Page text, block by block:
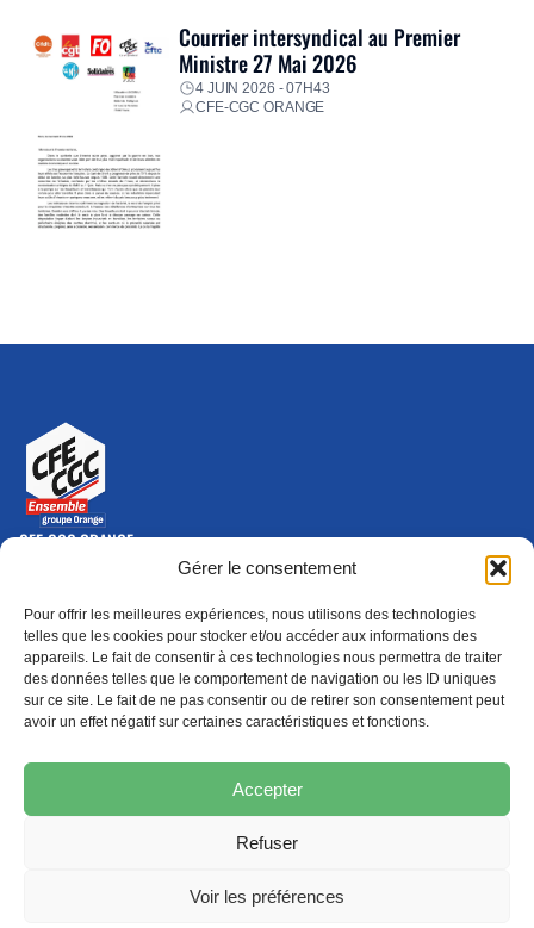
Gérer le consentement
Pour offrir les meilleures expériences, nous utilisons des technologies
telles que les cookies pour stocker et/ou accéder aux informations des
appareils. Le fait de consentir à ces technologies nous permettra de traiter
des données telles que le comportement de navigation ou les ID uniques
sur ce site. Le fait de ne pas consentir ou de retirer son consentement peut
avoir un effet négatif sur certaines caractéristiques et fonctions.
Accepter
Refuser
Voir les préférences
Courrier intersyndical au Premier
Ministre 27 Mai 2026
4 JUIN 2026 - 07H43
CFE-CGC ORANGE
CFE-CGC ORANGE
10-12 rue Saint Amand, 75015 Paris Cedex 15
Nous contacter
01 46 79 28 74
S'ABONNER(NOUVELLE FENÊTRE)
ADHÉRER
Épargne
(nouvelle fenêtre) Formation
(nouvelle fenêtre)
POLITIQUE DE COOKIES